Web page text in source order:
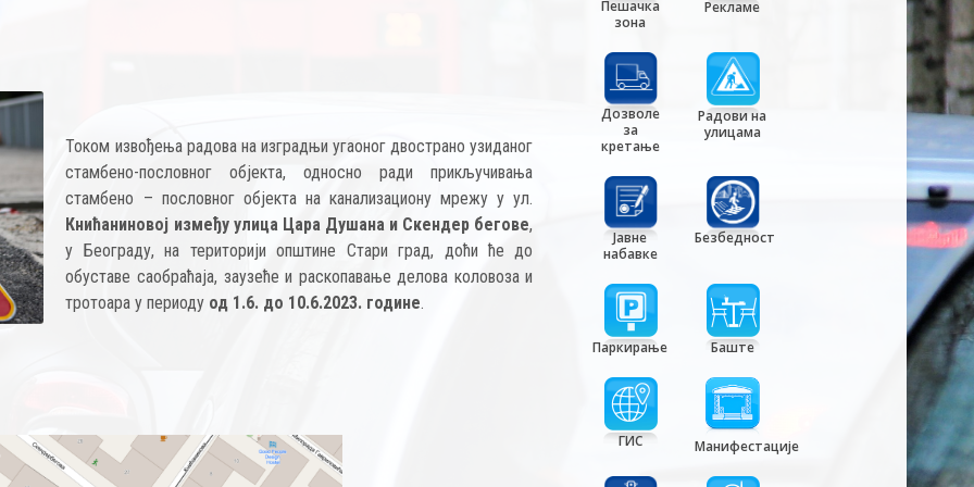
Током извођења радова на изградњи угаоног двострано узиданог
стамбено-пословног објекта, односно ради прикључивања
стамбено – пословног објекта на канализациону мрежу у ул.
Книћаниновој између улица Цара Душана и Скендер бегове,
у Београду, на територији општине Стари град, доћи ће до
обуставе саобраћајa, заузеће и раскопавање делова коловоза и
тротоара у периоду од 1.6. до 10.6.2023. године.
Пешачка
зона
Рекламе
Дозволе
за
кретање
Радови на
улицама
Јавне
набавке
Безбедност
Паркирање Баште
ГИС Манифестације